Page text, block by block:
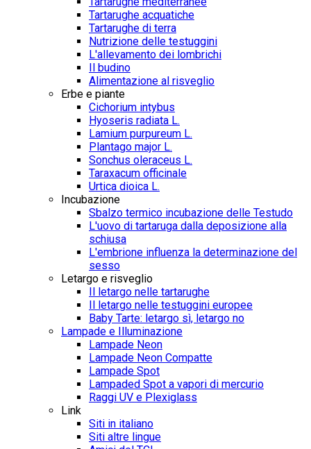
Tartarughe acquatiche
Tartarughe di terra
Nutrizione delle testuggini
L'allevamento dei lombrichi
Il budino
Alimentazione al risveglio
Erbe e piante
Cichorium intybus
Hyoseris radiata L.
Lamium purpureum L.
Plantago major L.
Sonchus oleraceus L.
Taraxacum officinale
Urtica dioica L.
Incubazione
Sbalzo termico incubazione delle Testudo
L'uovo di tartaruga dalla deposizione alla
schiusa
L'embrione influenza la determinazione del
sesso
Letargo e risveglio
Il letargo nelle tartarughe
Il letargo nelle testuggini europee
Baby Tarte: letargo sì, letargo no
Lampade e Illuminazione
Lampade Neon
Lampade Neon Compatte
Lampade Spot
Lampaded Spot a vapori di mercurio
Raggi UV e Plexiglass
Link
Siti in italiano
Siti altre lingue